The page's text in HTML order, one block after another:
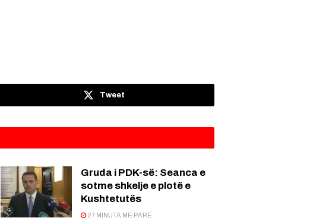
Tweet
Gruda i PDK-së: Seanca e
sotme shkelje e plotë e
Kushtetutës
27 MINUTA MË PARË